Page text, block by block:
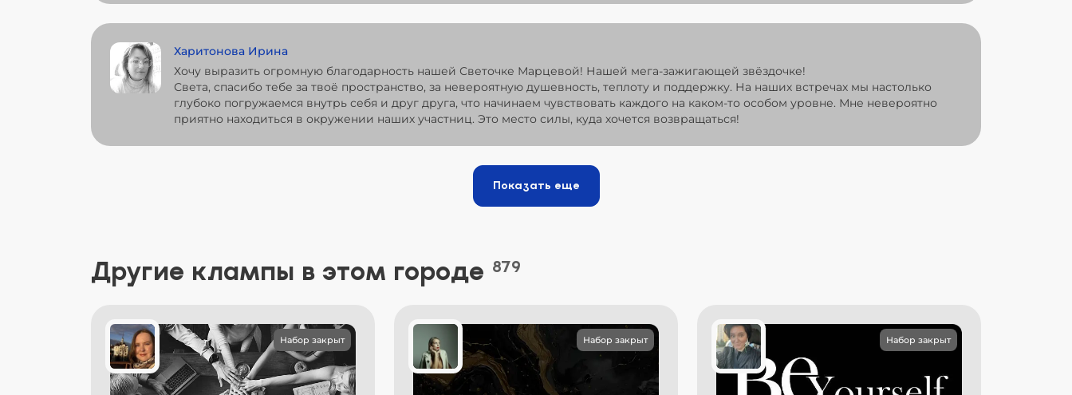
Харитонова Ирина
Хочу выразить огромную благодарность нашей Светочке Марцевой! Нашей мега-зажигающей звёздочке!
Света, спасибо тебе за твоё пространство, за невероятную душевность, теплоту и поддержку. На наших встречах мы настолько
глубоко погружаемся внутрь себя и друг друга, что начинаем чувствовать каждого на каком-то особом уровне. Мне невероятно
приятно находиться в окружении наших участниц. Это место силы, куда хочется возвращаться!
Показать еще
Другие клампы в этом городе 879
Набор закрыт Набор закрыт Набор закрыт